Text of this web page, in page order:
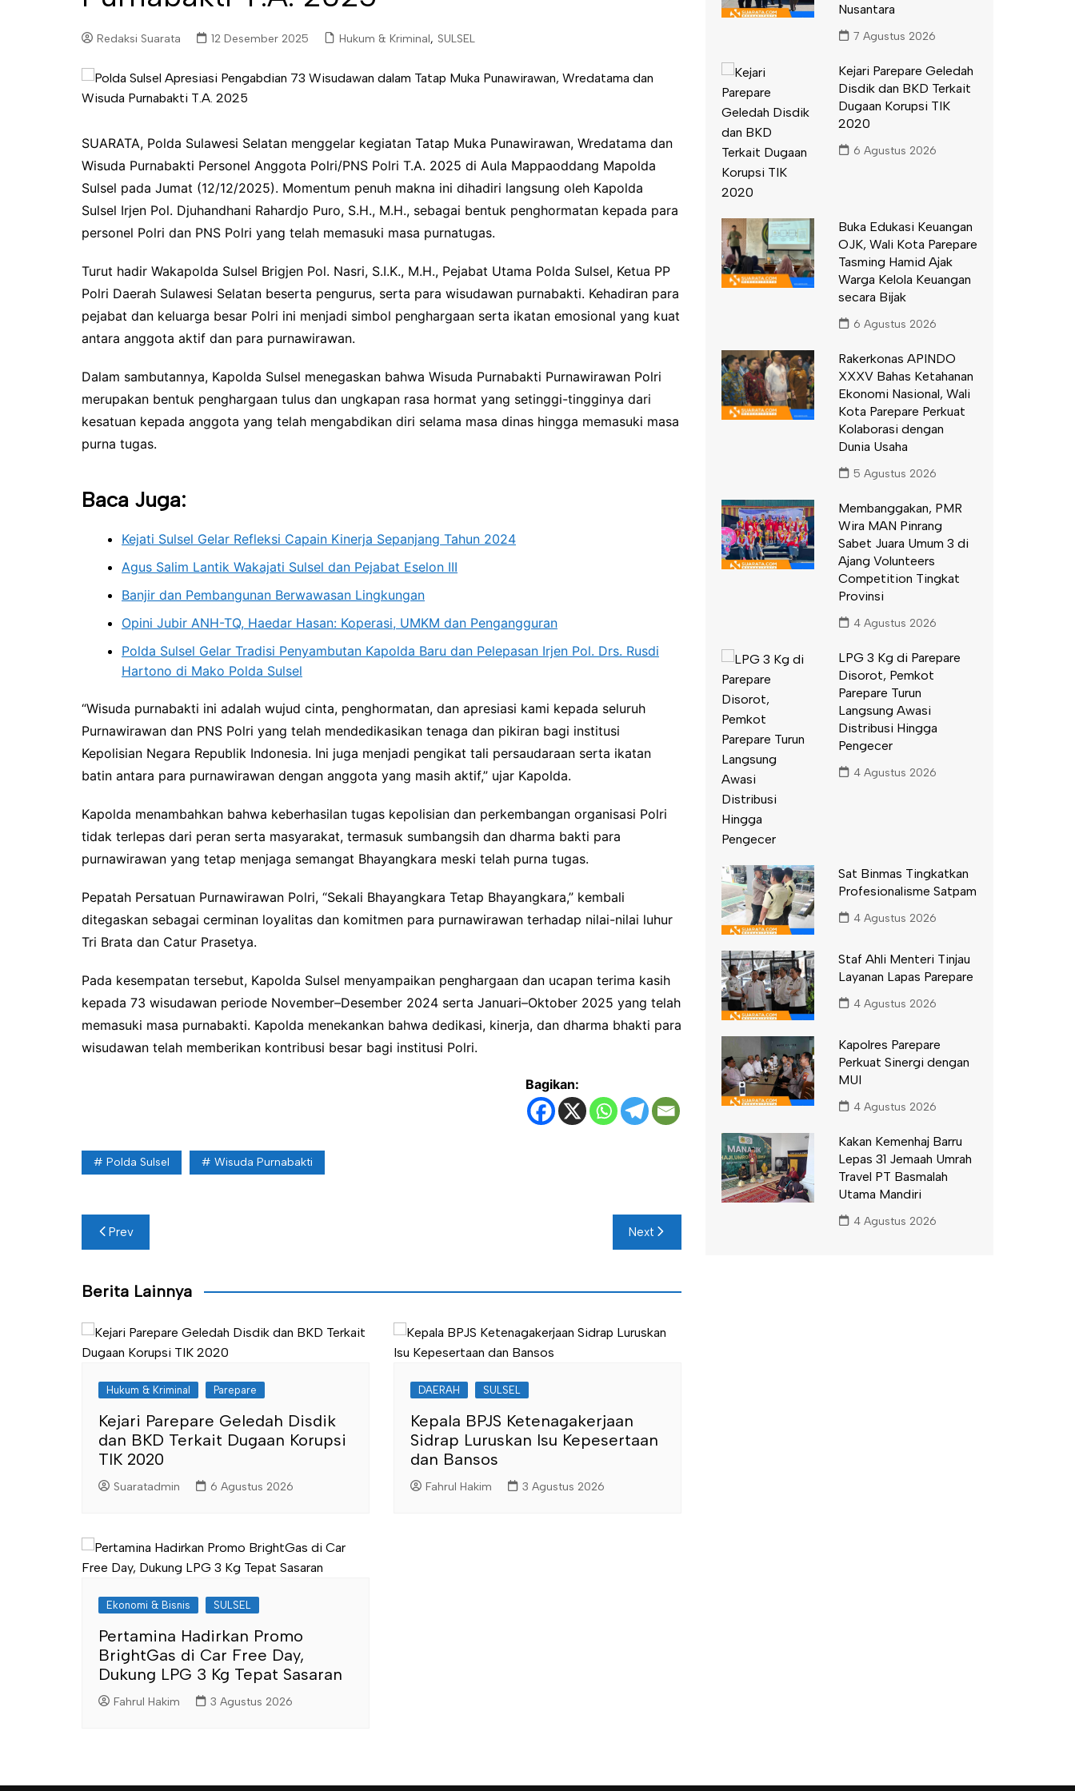
Redaksi Suarata 12 Desember 2025 Hukum & Kriminal, SULSEL
SUARATA, Polda Sulawesi Selatan menggelar kegiatan Tatap Muka Punawirawan, Wredatama dan
Wisuda Purnabakti Personel Anggota Polri/PNS Polri T.A. 2025 di Aula Mappaoddang Mapolda
Sulsel pada Jumat (12/12/2025). Momentum penuh makna ini dihadiri langsung oleh Kapolda
Sulsel Irjen Pol. Djuhandhani Rahardjo Puro, S.H., M.H., sebagai bentuk penghormatan kepada para
personel Polri dan PNS Polri yang telah memasuki masa purnatugas.
Turut hadir Wakapolda Sulsel Brigjen Pol. Nasri, S.I.K., M.H., Pejabat Utama Polda Sulsel, Ketua PP
Polri Daerah Sulawesi Selatan beserta pengurus, serta para wisudawan purnabakti. Kehadiran para
pejabat dan keluarga besar Polri ini menjadi simbol penghargaan serta ikatan emosional yang kuat
antara anggota aktif dan para purnawirawan.
Dalam sambutannya, Kapolda Sulsel menegaskan bahwa Wisuda Purnabakti Purnawirawan Polri
merupakan bentuk penghargaan tulus dan ungkapan rasa hormat yang setinggi-tingginya dari
kesatuan kepada anggota yang telah mengabdikan diri selama masa dinas hingga memasuki masa
purna tugas.
Baca Juga:
Kejati Sulsel Gelar Refleksi Capain Kinerja Sepanjang Tahun 2024
Agus Salim Lantik Wakajati Sulsel dan Pejabat Eselon III
Banjir dan Pembangunan Berwawasan Lingkungan
Opini Jubir ANH-TQ, Haedar Hasan: Koperasi, UMKM dan Pengangguran
Polda Sulsel Gelar Tradisi Penyambutan Kapolda Baru dan Pelepasan Irjen Pol. Drs. Rusdi
Hartono di Mako Polda Sulsel
“Wisuda purnabakti ini adalah wujud cinta, penghormatan, dan apresiasi kami kepada seluruh
Purnawirawan dan PNS Polri yang telah mendedikasikan tenaga dan pikiran bagi institusi
Kepolisian Negara Republik Indonesia. Ini juga menjadi pengikat tali persaudaraan serta ikatan
batin antara para purnawirawan dengan anggota yang masih aktif,” ujar Kapolda.
Kapolda menambahkan bahwa keberhasilan tugas kepolisian dan perkembangan organisasi Polri
tidak terlepas dari peran serta masyarakat, termasuk sumbangsih dan dharma bakti para
purnawirawan yang tetap menjaga semangat Bhayangkara meski telah purna tugas.
Pepatah Persatuan Purnawirawan Polri, “Sekali Bhayangkara Tetap Bhayangkara,” kembali
ditegaskan sebagai cerminan loyalitas dan komitmen para purnawirawan terhadap nilai-nilai luhur
Tri Brata dan Catur Prasetya.
Pada kesempatan tersebut, Kapolda Sulsel menyampaikan penghargaan dan ucapan terima kasih
kepada 73 wisudawan periode November–Desember 2024 serta Januari–Oktober 2025 yang telah
memasuki masa purnabakti. Kapolda menekankan bahwa dedikasi, kinerja, dan dharma bhakti para
wisudawan telah memberikan kontribusi besar bagi institusi Polri.
Bagikan:
Polda Sulsel Wisuda Purnabakti
Navigasi
pos
Prev Next
Berita Lainnya
Hukum & Kriminal Parepare
Kejari Parepare Geledah Disdik
dan BKD Terkait Dugaan Korupsi
TIK 2020
Suaratadmin 6 Agustus 2026
DAERAH SULSEL
Kepala BPJS Ketenagakerjaan
Sidrap Luruskan Isu Kepesertaan
dan Bansos
Fahrul Hakim 3 Agustus 2026
Ekonomi & Bisnis SULSEL
Pertamina Hadirkan Promo
BrightGas di Car Free Day,
Dukung LPG 3 Kg Tepat Sasaran
Fahrul Hakim 3 Agustus 2026
Nusantara
7 Agustus 2026
Kejari Parepare Geledah
Disdik dan BKD Terkait
Dugaan Korupsi TIK
2020
6 Agustus 2026
Buka Edukasi Keuangan
OJK, Wali Kota Parepare
Tasming Hamid Ajak
Warga Kelola Keuangan
secara Bijak
6 Agustus 2026
Rakerkonas APINDO
XXXV Bahas Ketahanan
Ekonomi Nasional, Wali
Kota Parepare Perkuat
Kolaborasi dengan
Dunia Usaha
5 Agustus 2026
Membanggakan, PMR
Wira MAN Pinrang
Sabet Juara Umum 3 di
Ajang Volunteers
Competition Tingkat
Provinsi
4 Agustus 2026
LPG 3 Kg di Parepare
Disorot, Pemkot
Parepare Turun
Langsung Awasi
Distribusi Hingga
Pengecer
4 Agustus 2026
Sat Binmas Tingkatkan
Profesionalisme Satpam
4 Agustus 2026
Staf Ahli Menteri Tinjau
Layanan Lapas Parepare
4 Agustus 2026
Kapolres Parepare
Perkuat Sinergi dengan
MUI
4 Agustus 2026
Kakan Kemenhaj Barru
Lepas 31 Jemaah Umrah
Travel PT Basmalah
Utama Mandiri
4 Agustus 2026